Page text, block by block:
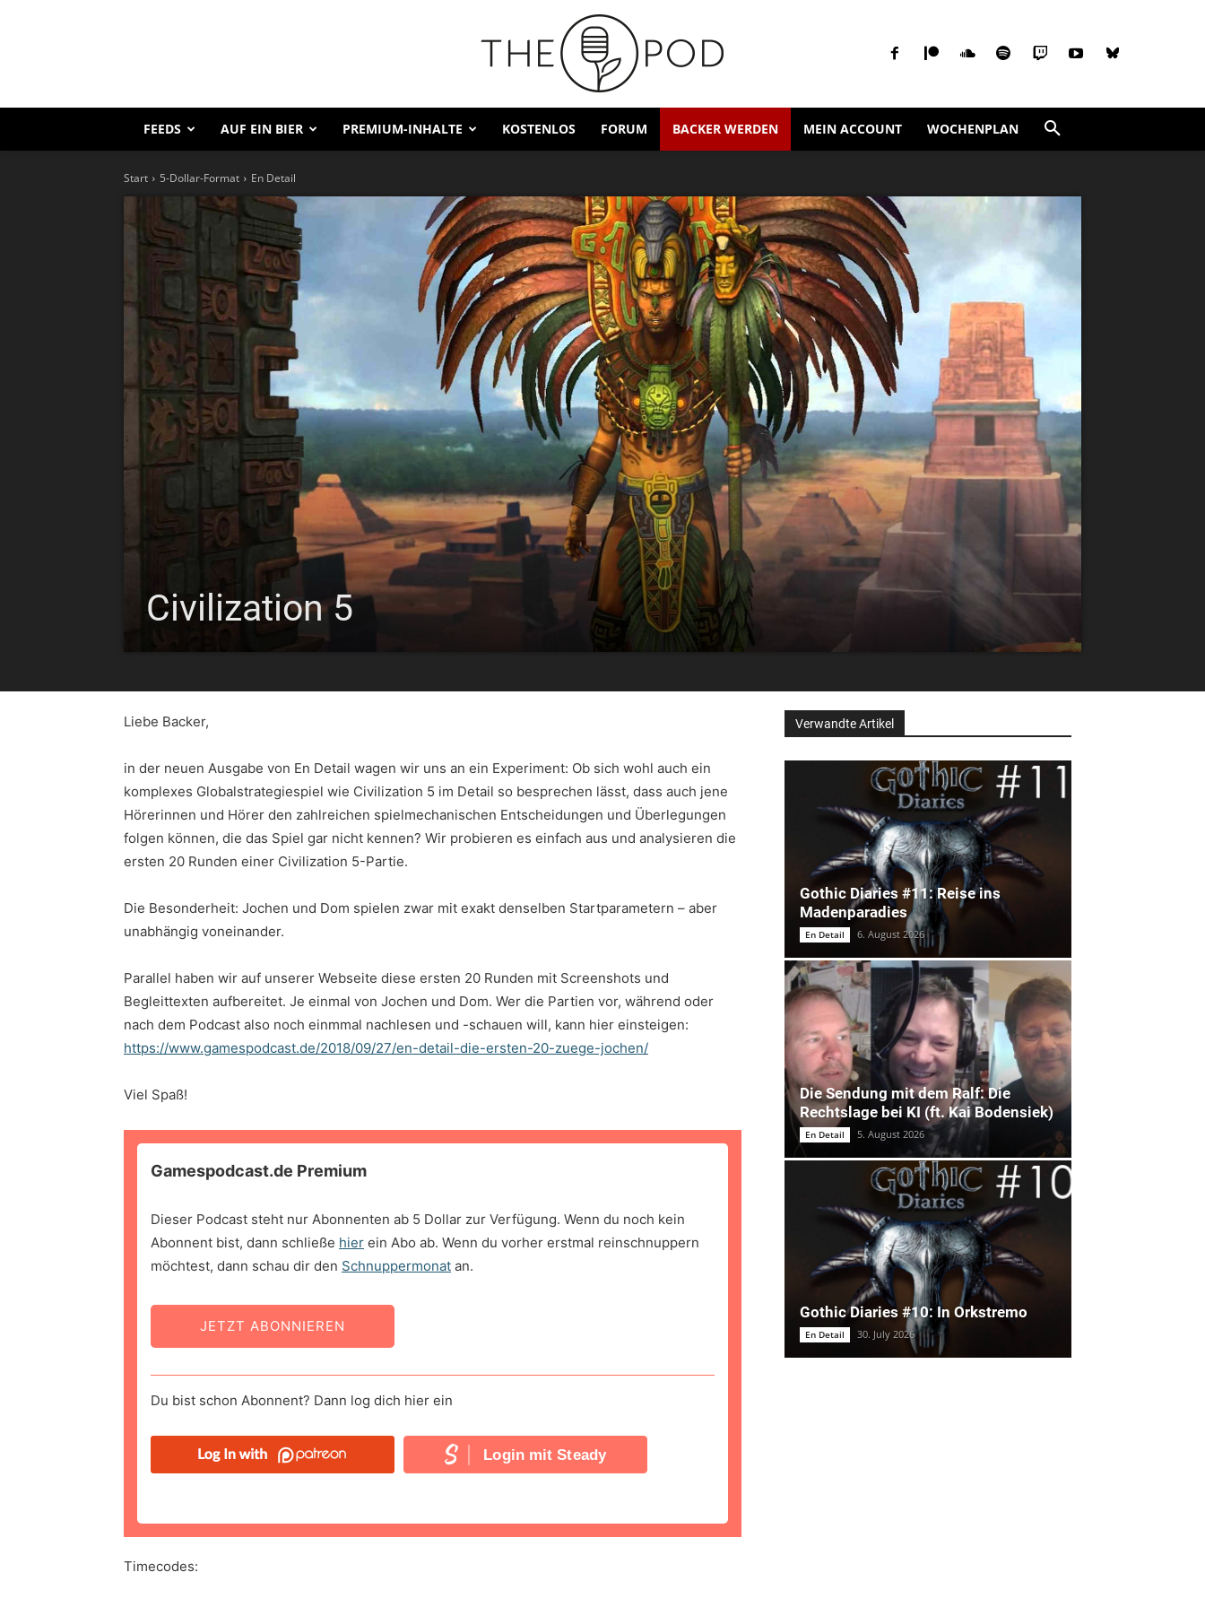
FEEDS AUF EIN BIER PREMIUM-INHALTE KOSTENLOS FORUM BACKER WERDEN MEIN ACCOUNT WOCHENPLAN
Start 5-Dollar-Format En Detail
Civilization 5
Liebe Backer,
in der neuen Ausgabe von En Detail wagen wir uns an ein Experiment: Ob sich wohl auch ein
komplexes Globalstrategiespiel wie Civilization 5 im Detail so besprechen lässt, dass auch jene
Hörerinnen und Hörer den zahlreichen spielmechanischen Entscheidungen und Überlegungen
folgen können, die das Spiel gar nicht kennen? Wir probieren es einfach aus und analysieren die
ersten 20 Runden einer Civilization 5-Partie.
Die Besonderheit: Jochen und Dom spielen zwar mit exakt denselben Startparametern – aber
unabhängig voneinander.
Parallel haben wir auf unserer Webseite diese ersten 20 Runden mit Screenshots und
Begleittexten aufbereitet. Je einmal von Jochen und Dom. Wer die Partien vor, während oder
nach dem Podcast also noch einmmal nachlesen und -schauen will, kann hier einsteigen:
https://www.gamespodcast.de/2018/09/27/en-detail-die-ersten-20-zuege-jochen/
Viel Spaß!
Gamespodcast.de Premium
Dieser Podcast steht nur Abonnenten ab 5 Dollar zur Verfügung. Wenn du noch kein
Abonnent bist, dann schließe hier ein Abo ab. Wenn du vorher erstmal reinschnuppern
möchtest, dann schau dir den Schnuppermonat an.
JETZT ABONNIEREN
Du bist schon Abonnent? Dann log dich hier ein
Login mit Steady
Timecodes:
Verwandte Artikel
Gothic Diaries #11: Reise ins
Madenparadies
En Detail 6. August 2026
Die Sendung mit dem Ralf: Die
Rechtslage bei KI (ft. Kai Bodensiek)
En Detail 5. August 2026
Gothic Diaries #10: In Orkstremo
En Detail 30. July 2026